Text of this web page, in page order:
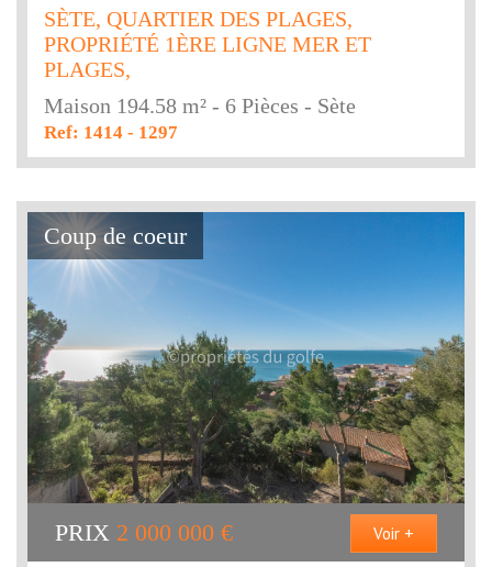
SÈTE, QUARTIER DES PLAGES,
PROPRIÉTÉ 1ÈRE LIGNE MER ET
PLAGES,
Maison 194.58 m² - 6 Pièces - Sète
Ref: 1414 - 1297
Coup de coeur
PRIX 2 000 000 € Voir +